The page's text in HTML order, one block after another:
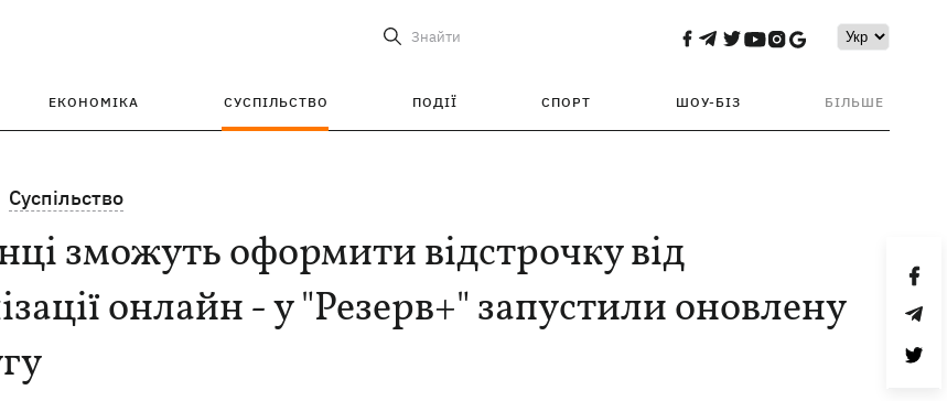
Знайти
ЕКОНОМІКА СУСПІЛЬСТВО ПОДІЇ СПОРТ ШОУ-БІЗ БІЛЬШЕ
Суспільство
зможуть оформити відстрочку від
онлайн - у "Резерв+" запустили оновлену